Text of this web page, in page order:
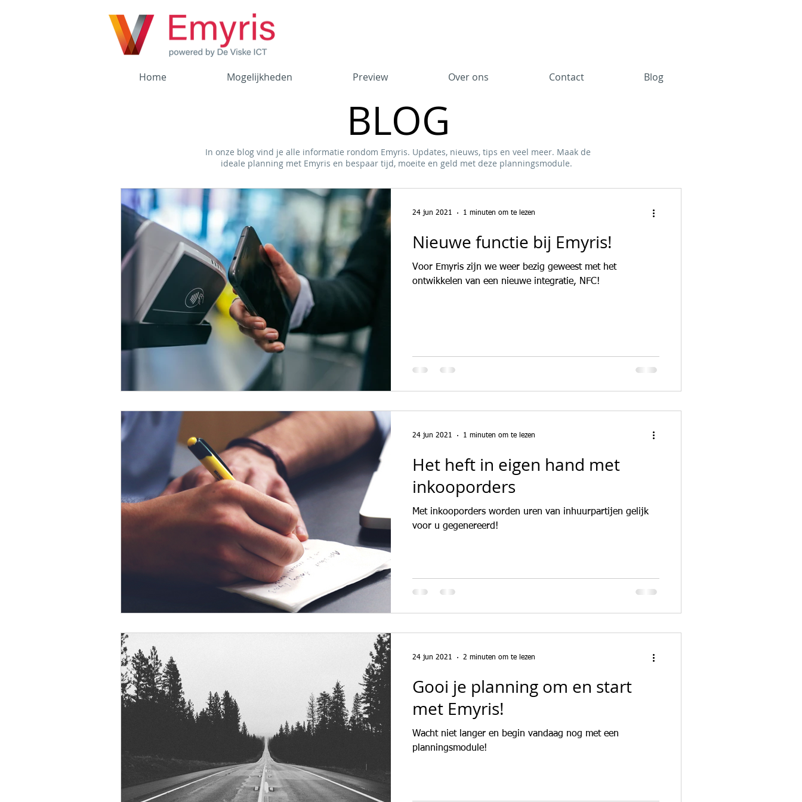
Home Mogelijkheden Preview Over ons Contact Blog
BLOG
In onze blog vind je alle informatie rondom Emyris. Updates, nieuws, tips en veel meer. Maak de
ideale planning met Emyris en bespaar tijd, moeite en geld met deze planningsmodule.
Nieuwe functie bij Emyris!
Voor Emyris zijn we weer bezig geweest met het
ontwikkelen van een nieuwe integratie, NFC!
24 jun 2021 1 minuten om te lezen
Het heft in eigen hand met
inkooporders
Met inkooporders worden uren van inhuurpartijen gelijk
voor u gegenereerd!
24 jun 2021 1 minuten om te lezen
Gooi je planning om en start
met Emyris!
Wacht niet langer en begin vandaag nog met een
planningsmodule!
24 jun 2021 2 minuten om te lezen